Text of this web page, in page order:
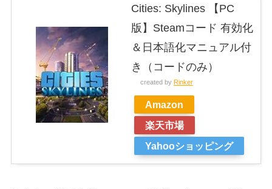
Cities: Skylines 【PC
版】Steamコード 有効化
＆日本語化マニュアル付
き（コードのみ）
created by Rinker
Amazon
楽天市場
Yahooショッピング